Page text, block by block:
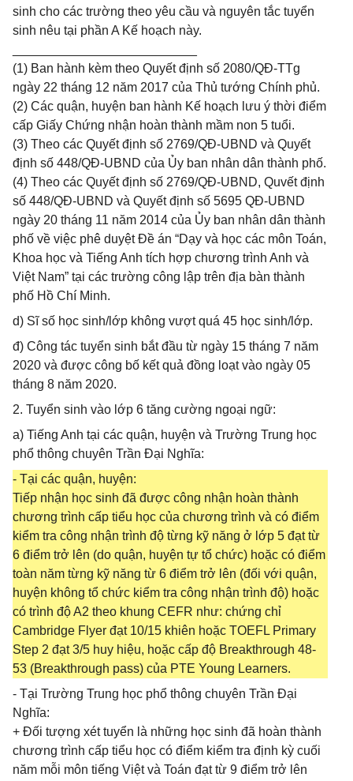
sinh cho các trường theo yêu cầu và nguyên tắc tuyển
sinh nêu tại phần A Kế hoạch này.
(1) Ban hành kèm theo Quyết định số 2080/QĐ-TTg
ngày 22 tháng 12 năm 2017 của Thủ tướng Chính phủ.
(2) Các quận, huyện ban hành Kế hoạch lưu ý thời điểm
cấp Giấy Chứng nhận hoàn thành mầm non 5 tuổi.
(3) Theo các Quyết định số 2769/QĐ-UBND và Quyết
định số 448/QĐ-UBND của Ủy ban nhân dân thành phố.
(4) Theo các Quyết định số 2769/QĐ-UBND, Quvết định
số 448/QĐ-UBND và Quyết định số 5695 QĐ-UBND
ngày 20 tháng 11 năm 2014 của Ủy ban nhân dân thành
phố về việc phê duyệt Đề án “Dạy và học các môn Toán,
Khoa học và Tiếng Anh tích hợp chương trình Anh và
Việt Nam” tại các trường công lập trên địa bàn thành
phố Hồ Chí Minh.
d) Sĩ số học sinh/lớp không vượt quá 45 học sinh/lớp.
đ) Công tác tuyển sinh bắt đầu từ ngày 15 tháng 7 năm
2020 và được công bố kết quả đồng loạt vào ngày 05
tháng 8 năm 2020.
2. Tuyển sinh vào lớp 6 tăng cường ngoại ngữ:
a) Tiếng Anh tại các quận, huyện và Trường Trung học
phổ thông chuyên Trần Đại Nghĩa:
- Tại các quận, huyện:
Tiếp nhận học sinh đã được công nhận hoàn thành
chương trình cấp tiểu học của chương trình và có điểm
kiểm tra công nhận trình độ từng kỹ năng ở lớp 5 đạt từ
6 điểm trở lên (do quận, huyện tự tổ chức) hoặc có điểm
toàn năm từng kỹ năng từ 6 điểm trở lên (đối với quận,
huyện không tổ chức kiểm tra công nhận trình độ) hoặc
có trình độ A2 theo khung CEFR như: chứng chỉ
Cambridge Flyer đạt 10/15 khiên hoặc TOEFL Primary
Step 2 đạt 3/5 huy hiệu, hoặc cấp độ Breakthrough 48-
53 (Breakthrough pass) của PTE Young Learners.
- Tại Trường Trung học phổ thông chuyên Trần Đại
Nghĩa:
+ Đối tượng xét tuyển là những học sinh đã hoàn thành
chương trình cấp tiểu học có điểm kiểm tra định kỳ cuối
năm mỗi môn tiếng Việt và Toán đạt từ 9 điểm trở lên